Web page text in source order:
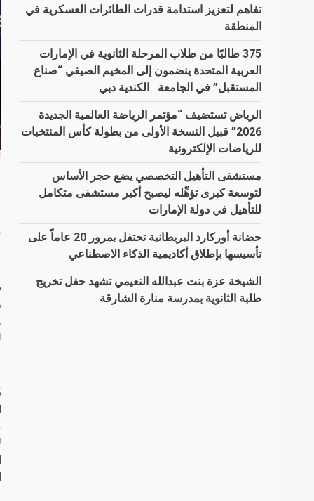
تفاهم لتعزيز استدامة قدرات الطائرات العسكرية في
المنطقة
375 طالبًا من طلاب المرحلة الثانوية في الإمارات
العربية المتحدة ينضمون إلى المخيم الصيفي “صناع
المستقبل” في الجامعة الكندية دبي
الرياض تستضيف “مؤتمر الرياضة العالمية الجديدة
2026” قبيل النسخة الأولى من بطولة كأس المنتخبات
للرياضات الإلكترونية
مستشفى التأهيل التخصصي يضع حجر الأساس
لتوسعة كبرى تؤهِّله ليصبح أكبر مستشفى متكامل
للتأهيل في دولة الإمارات
حضانة أوركارد البريطانية تحتفل بمرور 20 عاماً على
تأسيسها بإطلاق أكاديمية الذكاء الاصطناعي
الشيخة عزة بنت عبدالله النعيمي تشهد حفل تخريج
طلبة الثانوية بمدرسة منارة الشارقة